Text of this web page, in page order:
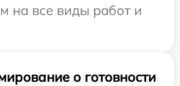
на все виды работ и
о готовности